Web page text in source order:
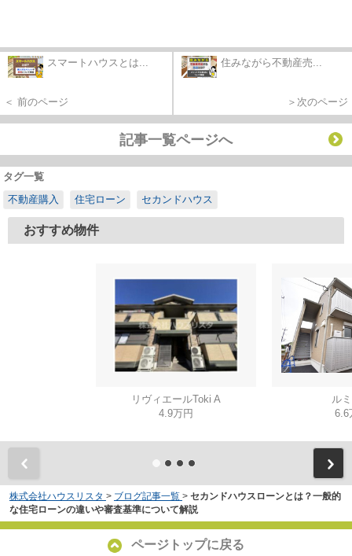
スマートハウスとは...
＜ 前のページ
住みながら不動産売...
＞次のページ
記事一覧ページへ
タグ一覧
不動産購入
住宅ローン セカンドハウス
おすすめ物件
リヴィエールToki A
4.9万円
ル
6.6
株式会社ハウスリスタ > ブログ記事一覧 > セカンドハウスローンとは？一般的
な住宅ローンの違いや審査基準について解説
ページトップに戻る